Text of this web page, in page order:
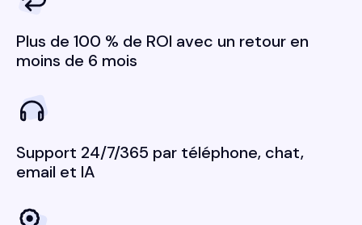
Plus de 100 % de ROI avec un retour en
moins de 6 mois
Support 24/7/365 par téléphone, chat,
email et IA